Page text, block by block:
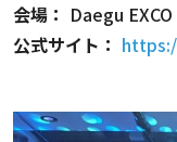
会場： Daegu EXCO
公式サイト：